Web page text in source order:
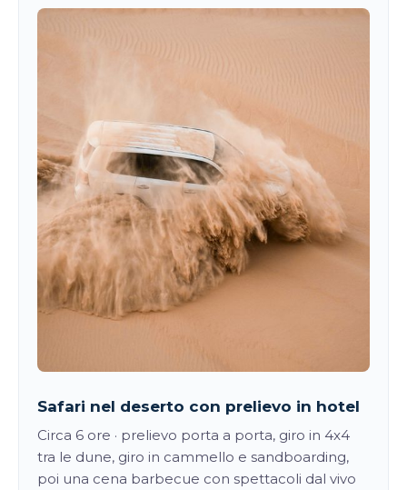
Safari nel deserto con prelievo in hotel
Circa 6 ore · prelievo porta a porta, giro in 4x4
tra le dune, giro in cammello e sandboarding,
poi una cena barbecue con spettacoli dal vivo